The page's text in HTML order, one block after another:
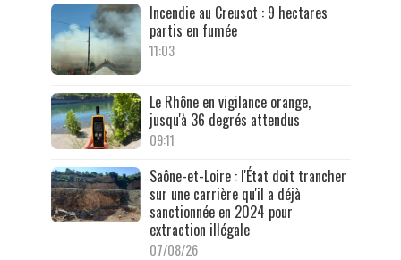
Incendie au Creusot : 9 hectares
partis en fumée
11:03
Le Rhône en vigilance orange,
jusqu'à 36 degrés attendus
09:11
Saône-et-Loire : l'État doit trancher
sur une carrière qu'il a déjà
sanctionnée en 2024 pour
extraction illégale
07/08/26